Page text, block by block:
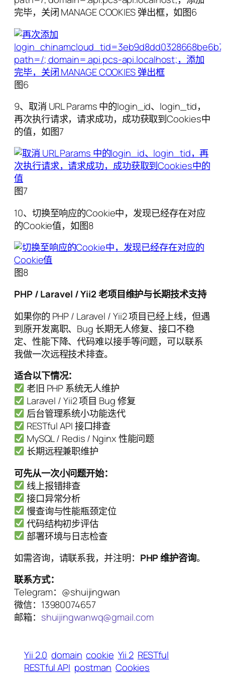
完毕，关闭 MANAGE COOKIES 弹出框，如图6
图6
9、取消 URL Params 中的login_id、login_tid，
再次执行请求，请求成功，成功获取到Cookies中
的值，如图7
图7
10、切换至响应的Cookie中，发现已经存在对应
的Cookie值，如图8
图8
PHP / Laravel / Yii2 老项目维护与长期技术支持
如果你的 PHP / Laravel / Yii2 项目已经上线，但遇
到原开发离职、Bug 长期无人修复、接口不稳
定、性能下降、代码难以接手等问题，可以联系
我做一次远程技术排查。
适合以下情况：
老旧 PHP 系统无人维护
Laravel / Yii2 项目 Bug 修复
后台管理系统小功能迭代
RESTful API 接口排查
MySQL / Redis / Nginx 性能问题
长期远程兼职维护
可先从一次小问题开始：
线上报错排查
接口异常分析
慢查询与性能瓶颈定位
代码结构初步评估
部署环境与日志检查
如需咨询，请联系我，并注明： PHP 维护咨询。
联系方式：
Telegram：@shuijingwan
微信：13980074657
邮箱： shuijingwanwq@gmail.com
Yii 2.0 domain cookie Yii 2 RESTful
RESTful API postman Cookies